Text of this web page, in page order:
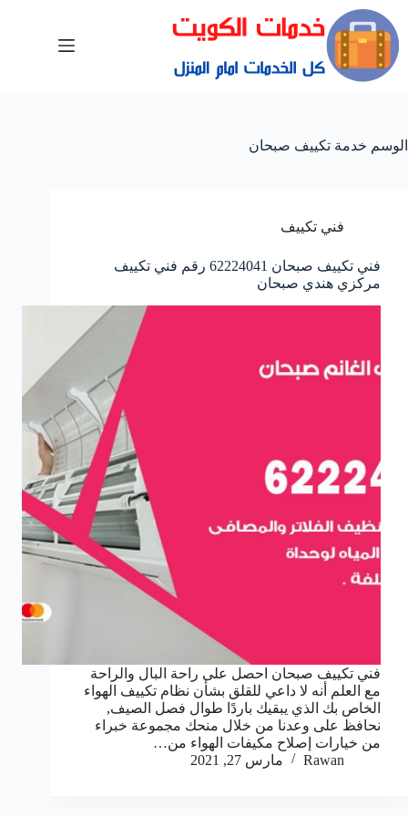
الوسم خدمة تكييف صبحان
فني تكييف
فني تكييف صبحان 62224041 رقم فني تكييف
مركزي هندي صبحان
فني تكييف صبحان احصل على راحة البال والراحة
مع العلم أنه لا داعي للقلق بشأن نظام تكييف الهواء
الخاص بك الذي يبقيك باردًا طوال فصل الصيف,
نحافظ على وعدنا من خلال منحك مجموعة خبراء
من خيارات إصلاح مكيفات الهواء من…
Rawan
مارس 27, 2021